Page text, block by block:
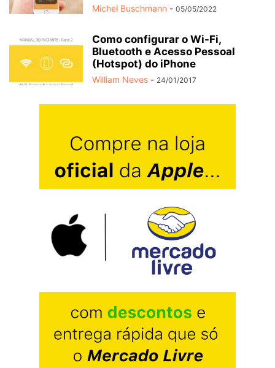
Michel Buschmann - 05/05/2022
Como configurar o Wi-Fi,
Bluetooth e Acesso Pessoal
(Hotspot) do iPhone
William Neves - 24/01/2017